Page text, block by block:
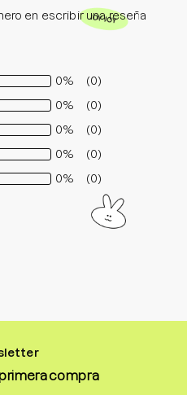
en escribir una reseña
0%
(0)
0%
(0)
0%
(0)
0%
(0)
0%
(0)
primera compra